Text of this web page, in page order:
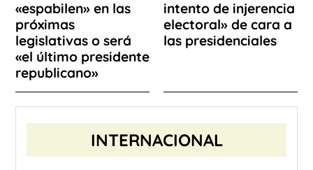
«espabilen» en las
próximas
legislativas o será
«el último presidente
republicano»
intento de injerencia
electoral» de cara a
las presidenciales
INTERNACIONAL